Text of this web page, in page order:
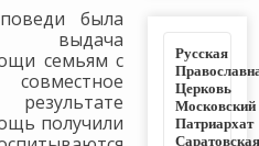
была
выдача
семьям с
получили
Русская
Церковь
Московский
Патриархат
Саратовская